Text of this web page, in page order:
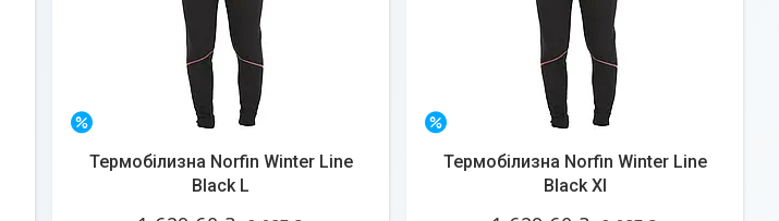
Термобілизна Norfin Winter Line
Black L
Термобілизна Norfin Winter Line
Black Xl